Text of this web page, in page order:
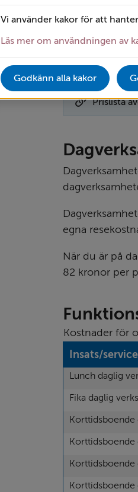
Vi använder kakor för att
Läs mer om användningen av
Godkänn alla kakor
pengar kvar
59 200 kronor.
Prislista
egna
När du är på
82 kronor per
Kostnader för
Insats/service
Lunch daglig
Fika daglig
Korttidsboende
Korttidsboende
Korttidsboende
Korttidsboende